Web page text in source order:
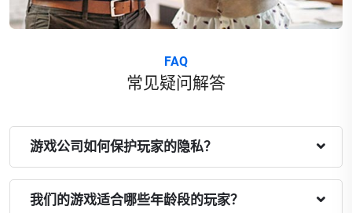
FAQ
常见疑问解答
游戏公司如何保护玩家的隐私？
我们的游戏适合哪些年龄段的玩家？